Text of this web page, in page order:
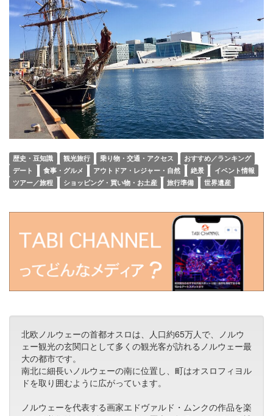
歴史・豆知識 観光旅行 乗り物・交通・アクセス
おすすめ／ランキング
デート
食事・グルメ アウトドア・レジャー・自然 絶景
イベント情報
ツアー／旅程
ショッピング・買い物・お土産 旅行準備 世界遺産
北欧ノルウェーの首都オスロは、人口約65万人で、ノルウ
ェー観光の玄関口として多くの観光客が訪れるノルウェー最
大の都市です。
南北に細長いノルウェーの南に位置し、町はオスロフィヨル
ドを取り囲むように広がっています。
ノルウェーを代表する画家エドヴァルド・ムンクの作品を楽